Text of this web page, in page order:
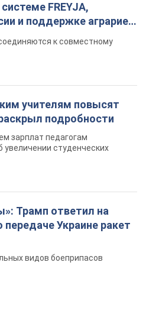
FREYJA,
и поддержке аграриев.
к совместному
учителям повысят
подробности
зарплат педагогам
увеличении студенческих
Трамп ответил на
передаче Украине ракет
видов боеприпасов